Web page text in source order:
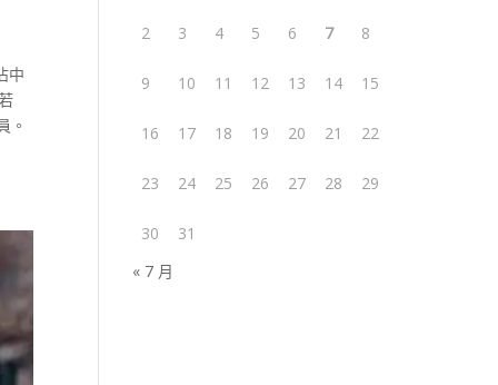
中
。
2 3 4 5 6 7 8
9 10 11 12 13 14 15
16 17 18 19 20 21 22
23 24 25 26 27 28 29
30
31
« 7 月